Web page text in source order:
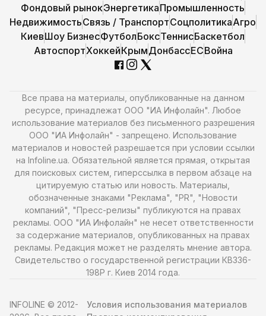
Фондовый рынокЭнергетикаПромышленность
НедвижимостьСвязь / ТранспортСоцполитикаАгро
КиевШоу БизнесФутболБоксТеннисБаскетбол
АвтоспортХоккейКрымДонбассЕСВойна
Все права на материалы, опубликованные на данном
ресурсе, принадлежат ООО "ИА Инфолайн". Любое
использование материалов без письменного разрешения
ООО "ИА Инфолайн" - запрещено. Использование
материалов и новостей разрешается при условии ссылки
на Infoline.ua. Обязательной является прямая, открытая
для поисковых систем, гиперссылка в первом абзаце на
цитируемую статью или новость. Материалы,
обозначенные знаками "Реклама", "PR", "Новости
компаний", "Пресс-релизы" публикуются на правах
рекламы. ООО "ИА Инфолайн" не несет ответственности
за содержание материалов, опубликованных на правах
рекламы. Редакция может не разделять мнение автора.
Свидетельство о государственной регистрации КВ336-
198Р г. Киев 2014 года.
INFOLINE © 2012-
Условия использования материалов